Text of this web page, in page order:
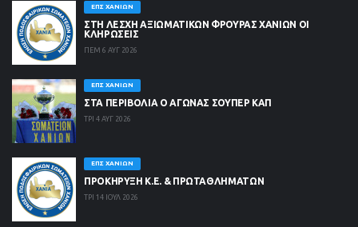
ΕΠΣ ΧΑΝΊΩΝ
ΣΤΗ ΛΈΣΧΗ ΑΞΙΩΜΑΤΙΚΏΝ ΦΡΟΥΡΆΣ ΧΑΝΊΩΝ ΟΙ
ΚΛΗΡΏΣΕΙΣ
ΠΕΜ 6 ΑΥΓ 2026
ΕΠΣ ΧΑΝΊΩΝ
ΣΤΑ ΠΕΡΙΒΟΛΙΑ Ο ΑΓΩΝΑΣ ΣΟΥΠΕΡ ΚΑΠ
ΤΡΙ 4 ΑΥΓ 2026
ΕΠΣ ΧΑΝΊΩΝ
ΠΡΟΚΗΡΥΞΗ Κ.Ε. & ΠΡΩΤΑΘΛΗΜΑΤΩΝ
ΤΡΙ 14 ΙΟΥΛ 2026